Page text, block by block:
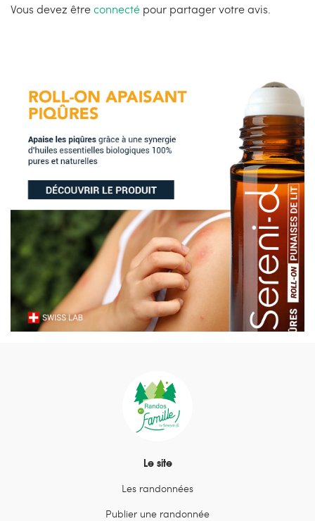
Vous devez êtreconnecté pour partager votre avis.
Le site
Les randonnées
Publier une randonnée